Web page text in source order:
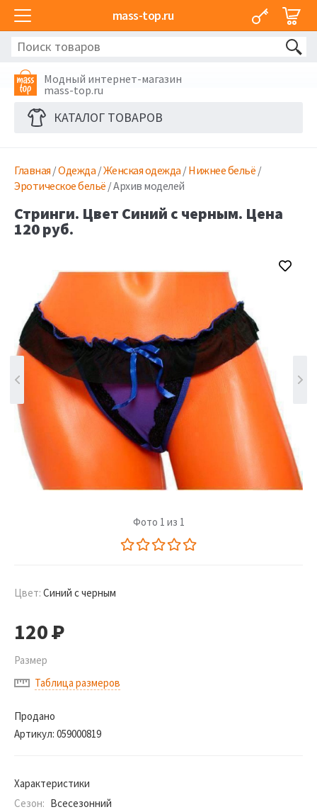
mass-top.ru
Модный интернет-магазин
mass-top.ru
КАТАЛОГ ТОВАРОВ
Главная /Одежда /Женская одежда /Нижнее бельё /
Эротическое бельё / Архив моделей
Стринги. Цвет Синий с черным. Цена
120 руб.
Фото 1 из 1
Цвет: Синий с черным
120Р
Размер
Таблица размеров
Продано
Артикул: 059000819
Характеристики
Сезон: Всесезонний